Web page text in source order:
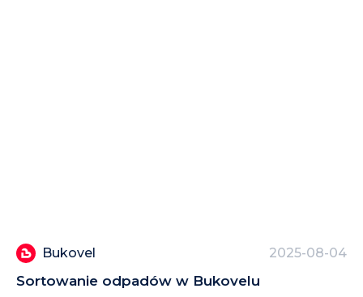
Bukovel 2025-08-04
Sortowanie odpadów w Bukovelu